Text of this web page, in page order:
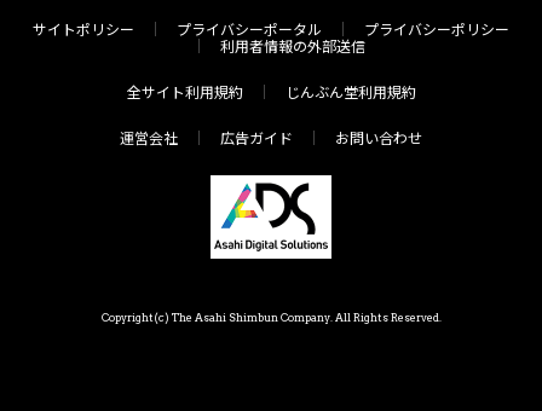
サイトポリシー プライバシーポータル
プライバシーポリシー
利用者情報の外部送信
全サイト利用規約 じんぶん堂利用規約
運営会社 広告ガイド お問い合わせ
Copyright(c) The Asahi Shimbun Company. All Rights Reserved.